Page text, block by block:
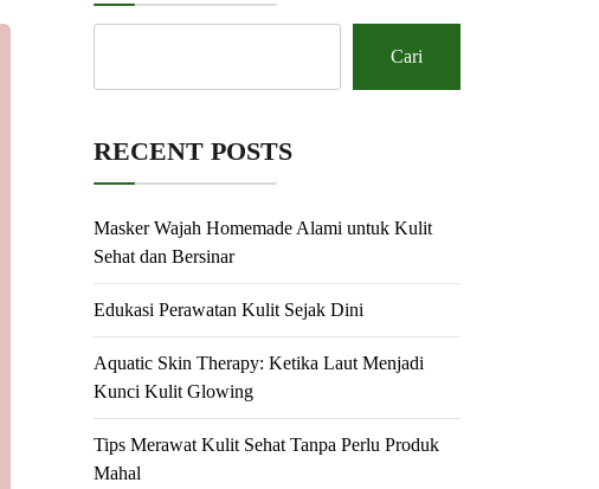
Cari
RECENT POSTS
Masker Wajah Homemade Alami untuk Kulit
Sehat dan Bersinar
Edukasi Perawatan Kulit Sejak Dini
Aquatic Skin Therapy: Ketika Laut Menjadi
Kunci Kulit Glowing
Tips Merawat Kulit Sehat Tanpa Perlu Produk
Mahal